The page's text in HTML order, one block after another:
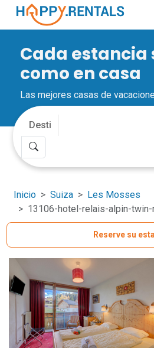
Cada estancia
como en casa
Las mejores casas de
Inicio Suiza
Les Mosses
13106-hotel-relais-alpin-
Reserve su